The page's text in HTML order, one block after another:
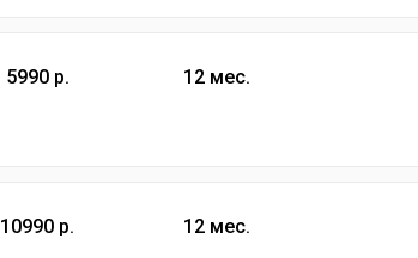
5990 р. 12 мес.
10990 р. 12 мес.